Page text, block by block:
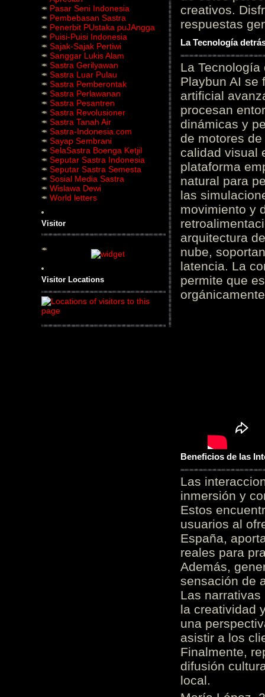
Pasar Seni Indonesia
Pembebasan Sastra
Penerbit PUstaka puJAngga
Puisi-Puisi Indonesia
Sajak-Sajak Pertiwi
Sanggar Lukis Alam
Sastra Gerilyawan
Sastra Luar Pulau
Sastra Pemberontak
Sastra Perlawanan
Sastra Pesantren
Sastra Revolusioner
Sastra Tanah Air
Sastra-Indonesia.com
Sayap Sembrani
SelaSastra Boenga Ketjil
Seputar Sastra Indonesia
Seputar Sastra Semesta
Sosial Media Sastra
Wislawa Dewi
World letters
Visitor
Visitor Locations
creativos.
respuestas
La Tecnología
La
Playbun AI se
artificial
procesan
dinámicas y
de motores
calidad visual
plataforma
natural para
las
movimiento y
arquitectura
nube,
latencia. La
permite que
Beneficios de las
Las
inmersión y
Estos
usuarios al
España,
reales para
Además,
sensación de
Las
la creatividad
una
asistir a los
Finalmente,
difusión
local.